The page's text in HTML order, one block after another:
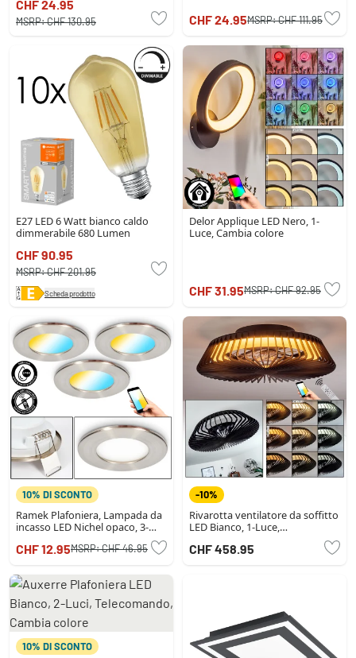
CHF 24.95
MSRP:CHF 130.95 CHF 24.95MSRP:CHF 111.95
E27 LED 6 Watt bianco caldo
dimmerabile 680 Lumen
CHF 90.95
MSRP:CHF 201.95
Scheda prodotto
Delor Applique LED Nero, 1-
Luce, Cambia colore
CHF 31.95MSRP:CHF 92.95
10% DI SCONTO
Ramek Plafoniera, Lampada da
incasso LED Nichel opaco, 3-
CHF 12.95MSRP:CHF 46.95
-10%
Rivarotta ventilatore da soffitto
LED Bianco, 1-Luce,
CHF 458.95
10% DI SCONTO